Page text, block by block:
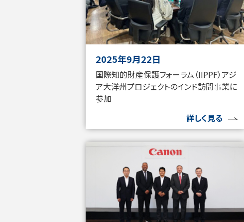
2025年9月22日
国際知的財産保護フォーラム（IIPPF）アジ
ア大洋州プロジェクトのインド訪問事業に
参加
詳しく見る